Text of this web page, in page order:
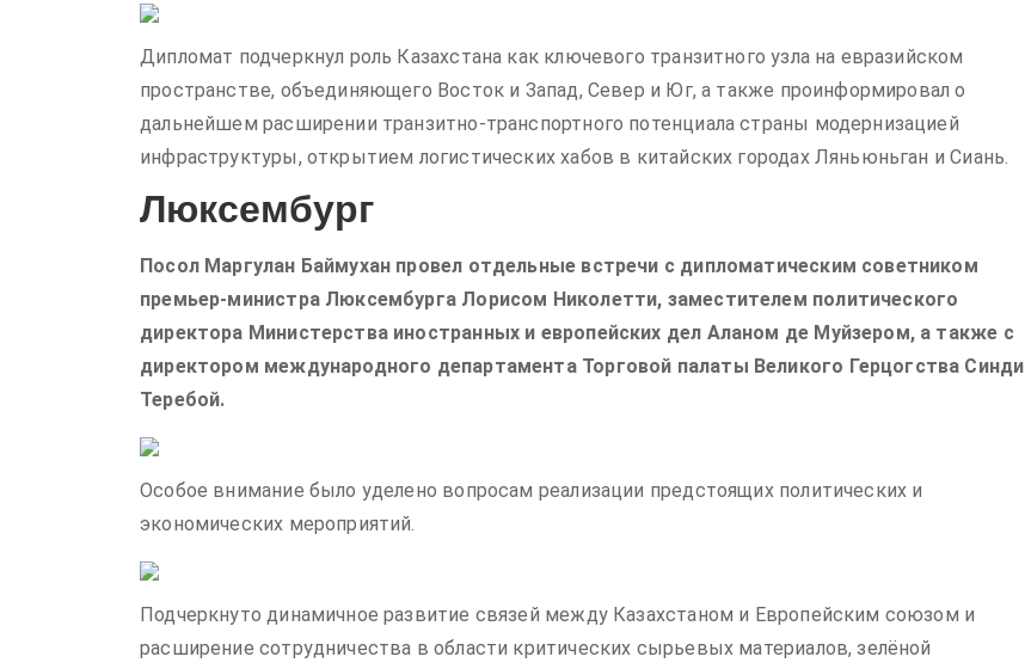
Дипломат подчеркнул роль Казахстана как ключевого транзитного узла на евразийском
пространстве, объединяющего Восток и Запад, Север и Юг, а также проинформировал о
дальнейшем расширении транзитно-транспортного потенциала страны модернизацией
инфраструктуры, открытием логистических хабов в китайских городах Ляньюньган и Сиань.
Люксембург
Посол Маргулан Баймухан провел отдельные встречи с дипломатическим советником
премьер-министра Люксембурга Лорисом Николетти, заместителем политического
директора Министерства иностранных и европейских дел Аланом де Муйзером, а также с
директором международного департамента Торговой палаты Великого Герцогства Синди
Теребой.
Особое внимание было уделено вопросам реализации предстоящих политических и
экономических мероприятий.
Подчеркнуто динамичное развитие связей между Казахстаном и Европейским союзом и
расширение сотрудничества в области критических сырьевых материалов, зелёной